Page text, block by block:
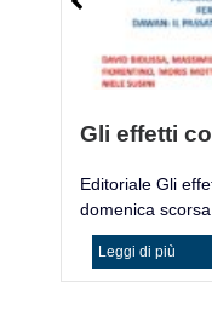
Gli effetti
Editoriale Gli
domenica scorsa
Leggi di più